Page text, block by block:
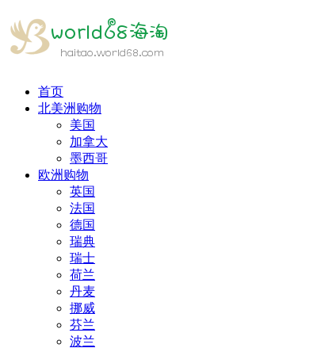
首页
北美洲购物
美国
加拿大
墨西哥
欧洲购物
英国
法国
德国
瑞典
瑞士
荷兰
丹麦
挪威
芬兰
波兰